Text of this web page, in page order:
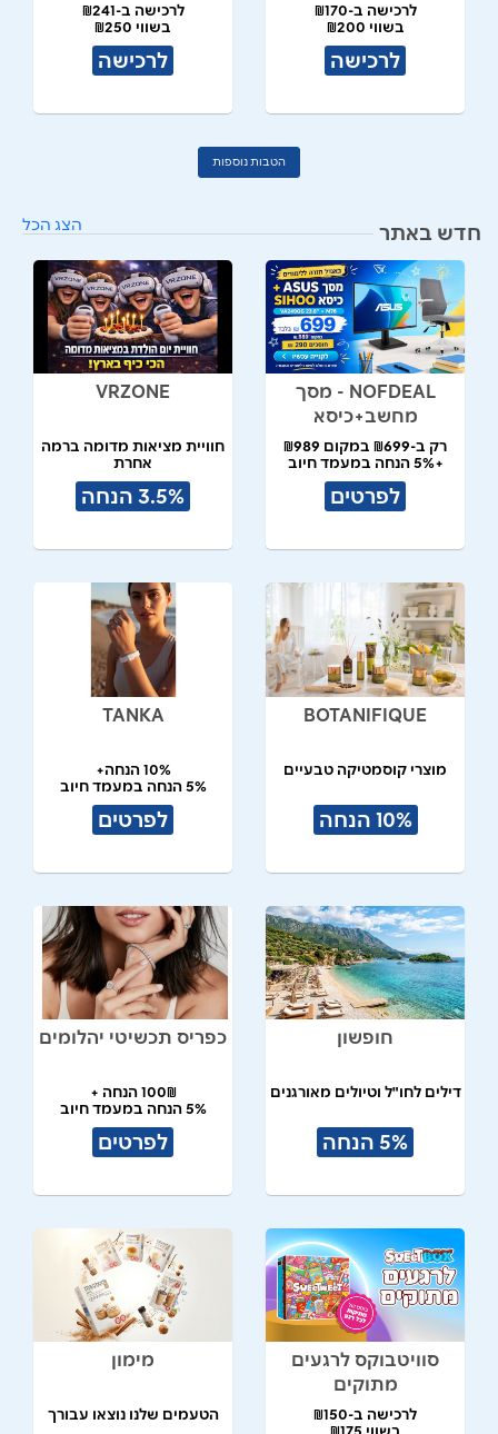
לרכישה ב-₪170
בשווי ₪200
לרכישה
לרכישה ב-₪241
בשווי ₪250
לרכישה
הטבות נוספות
חדש באתר הצג הכל
NOFDEAL - מסך
מחשב+כיסא
רק ב-₪699 במקום ₪989
+5% הנחה במעמד חיוב
לפרטים
VRZONE
חוויית מציאות מדומה ברמה
אחרת
3.5% הנחה
BOTANIFIQUE
מוצרי קוסמטיקה טבעיים
10% הנחה
TANKA
10% הנחה+
5% הנחה במעמד חיוב
לפרטים
חופשון
דילים לחו"ל וטיולים מאורגנים
5% הנחה
כפריס תכשיטי יהלומים
100₪ הנחה +
5% הנחה במעמד חיוב
לפרטים
סוויטבוקס לרגעים
מתוקים
לרכישה ב-₪150
מימון
הטעמים שלנו נוצאו עבורך